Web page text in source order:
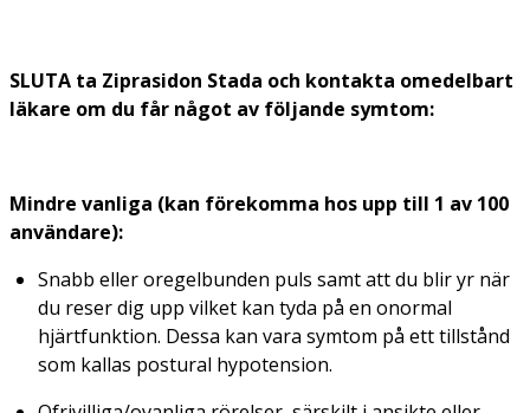
SLUTA ta Ziprasidon Stada och kontakta omedelbart
läkare om du får något av följande symtom:
Mindre vanliga (kan förekomma hos upp till 1 av 100
användare):
Snabb eller oregelbunden puls samt att du blir yr när
du reser dig upp vilket kan tyda på en onormal
hjärtfunktion. Dessa kan vara symtom på ett tillstånd
som kallas postural hypotension.